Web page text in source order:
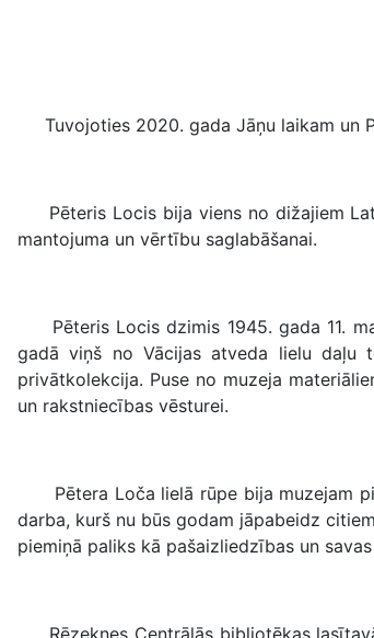
Tuvojoties 2020. gada Jāņu laikam un
Pēteris Locis bija viens no dižajiem
mantojuma un vērtību saglabāšanai.
Pēteris Locis dzimis 1945. gada 11.
gadā viņš no Vācijas atveda lielu daļu
privātkolekcija. Puse no muzeja
un rakstniecības vēsturei.
Pētera Loča lielā rūpe bija muzejam
darba, kurš nu būs godam jāpabeidz
piemiņā paliks kā pašaizliedzības un
Rēzeknes Centrālās bibliotēkas